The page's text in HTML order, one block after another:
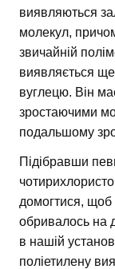
виявляються
молекул,
звичайній
виявляється
вуглецю. Він
зростаючими
подальшому
Підібравши
домогтися, щоб
обривалось на
в нашій
поліетилену